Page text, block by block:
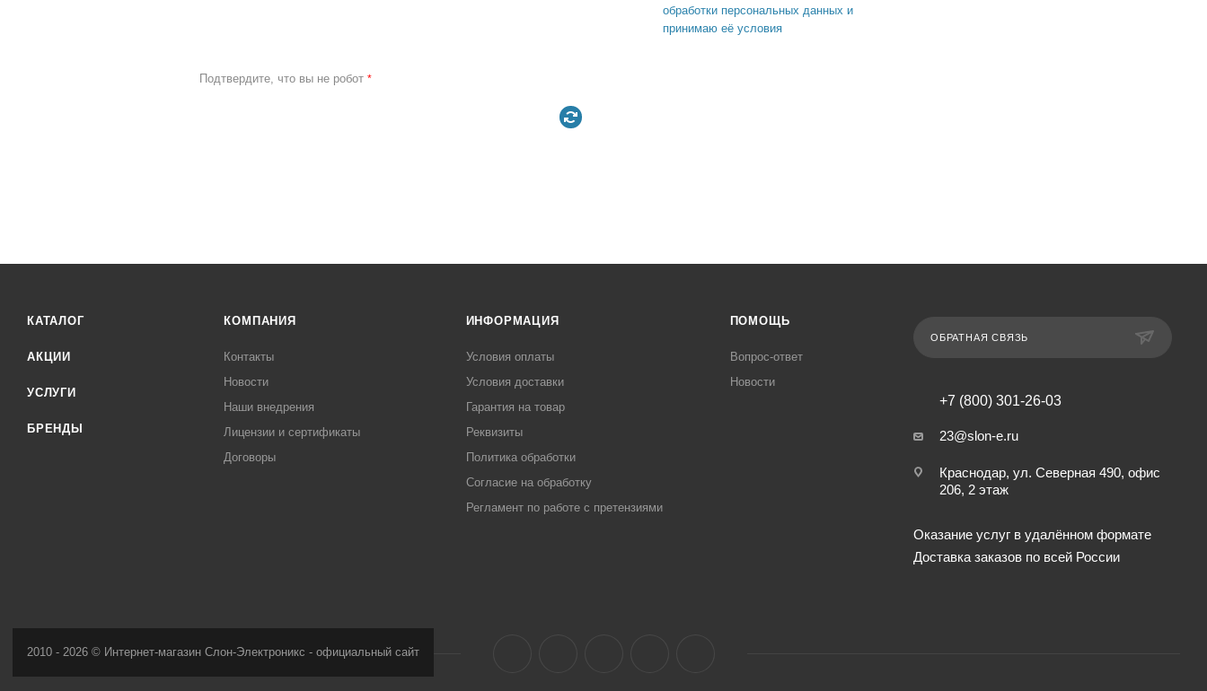
обработки персональных данных и
принимаю её условия
Подтвердите, что вы не робот *
КАТАЛОГ
АКЦИИ
УСЛУГИ
БРЕНДЫ
КОМПАНИЯ
Контакты
Новости
Наши внедрения
Лицензии и сертификаты
Договоры
ИНФОРМАЦИЯ
Условия оплаты
Условия доставки
Гарантия на товар
Реквизиты
Политика обработки
Согласие на обработку
Регламент по работе с претензиями
ПОМОЩЬ
Вопрос-ответ
Новости
ОБРАТНАЯ СВЯЗЬ
+7 (800) 301-26-03
23@slon-e.ru
Краснодар, ул. Северная 490, офис
206, 2 этаж
Оказание услуг в удалённом формате
Доставка заказов по всей России
2010 - 2026 © Интернет-магазин Слон-Электроникс - официальный сайт